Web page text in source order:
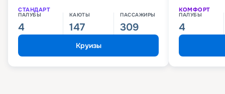
СТАНДАРТ
ПАЛУБЫ
4
КАЮТЫ
147
ПАССАЖИРЫ
309
Круизы
КОМФОРТ
ПАЛУБЫ
4